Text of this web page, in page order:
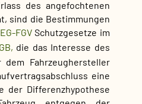
des angefochtenen
sind die Bestimmungen
FGVSchutzgesetze im
die das Interesse des
dem Fahrzeughersteller
eine
der Differenzhypothese